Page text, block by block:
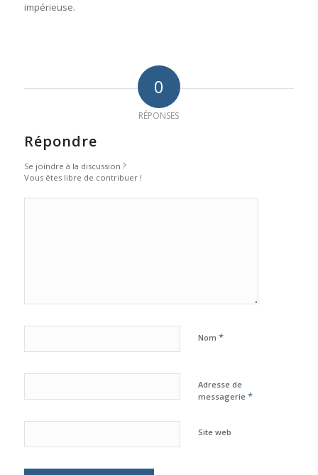
impérieuse.
0
RÉPONSES
Répondre
Se joindre à la discussion ?
Vous êtes libre de contribuer !
Nom *
Adresse de
messagerie *
Site web